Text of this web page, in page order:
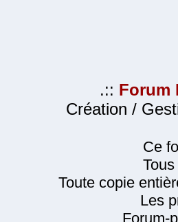
.:: Forum
Création /
Ce
Toute copie
Les
Forum-